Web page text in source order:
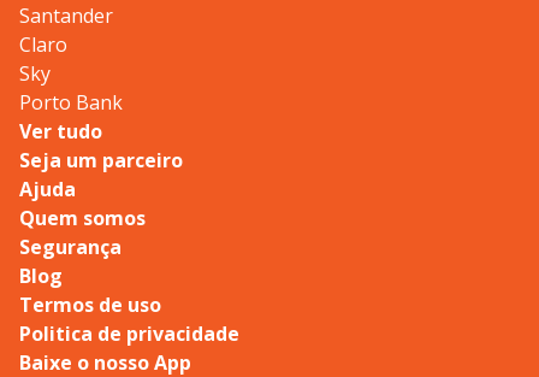
Santander
Claro
Sky
Porto Bank
Ver tudo
Seja um parceiro
Ajuda
Quem somos
Segurança
Blog
Termos de uso
Politica de privacidade
Baixe o nosso App